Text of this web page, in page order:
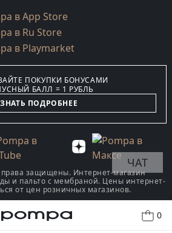
0
ПОКУПКИ БОНУСАМИ
БАЛЛ = 1 РУБЛЬ
ПОДРОБНЕЕ
права защищены. Интернет-магазин
и пальто с мембраной. Цены интернет-
от цен розничных магазинов.
ЧАТ